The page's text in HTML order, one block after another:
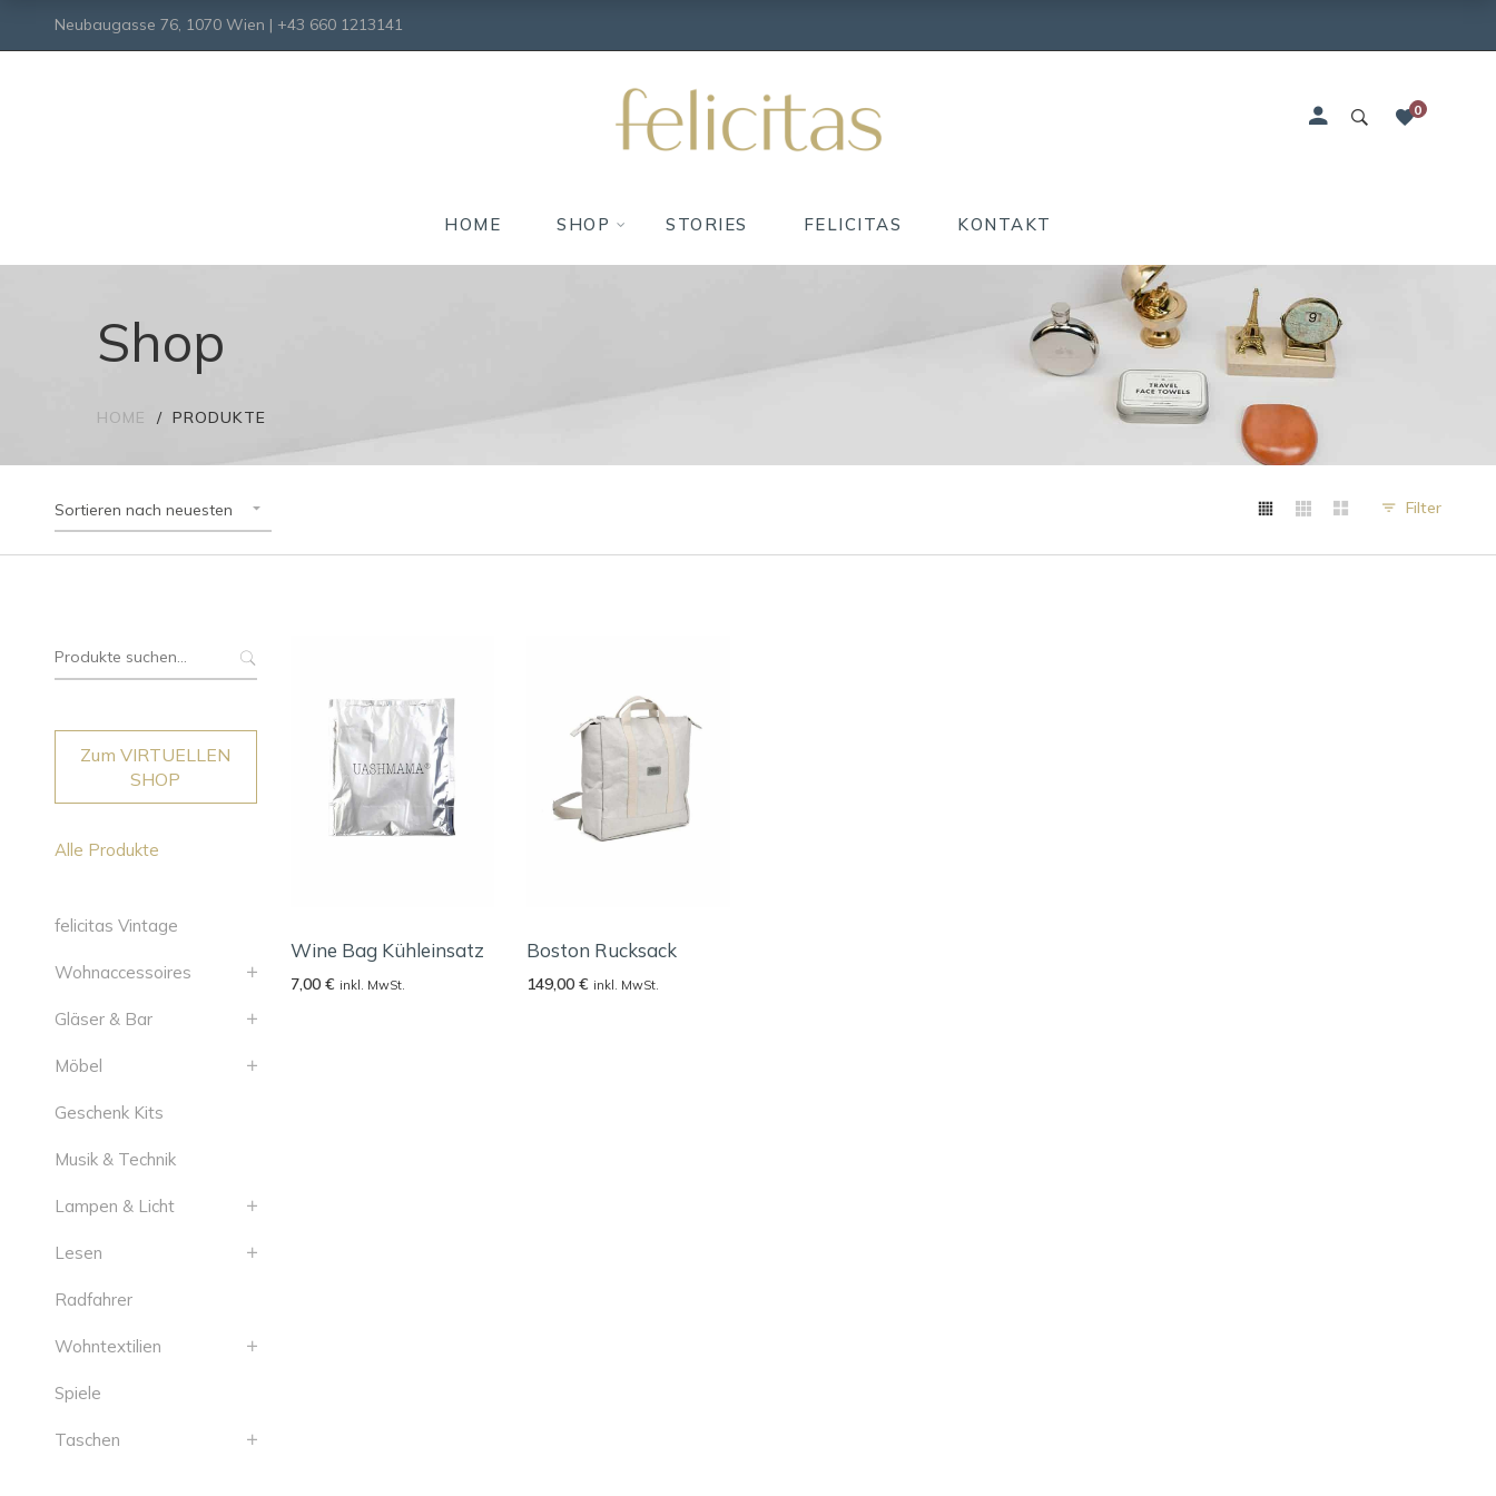
Neubaugasse 76, 1070 Wien | +43 660 1213141
0
HOME SHOP STORIES FELICITAS KONTAKT
Shop
HOME PRODUKTE
Sortieren nach neuesten Filter
Wine Bag Kühleinsatz
7,00€ inkl. MwSt.
Boston Rucksack
149,00€ inkl. MwSt.
Suche
Zum VIRTUELLEN
SHOP
Alle Produkte
felicitas Vintage
Wohnaccessoires
Gläser & Bar
Möbel
Geschenk Kits
Musik & Technik
Lampen & Licht
Lesen
Radfahrer
Wohntextilien
Spiele
Taschen